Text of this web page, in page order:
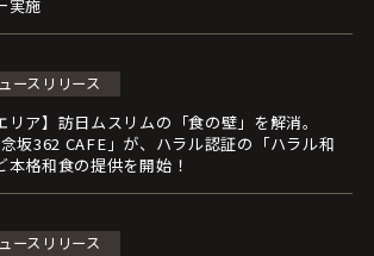
実施
ースリリース
リア】訪日ムスリムの「食の壁」を解消。
坂362 CAFE」が、ハラル認証の「ハラル和
格和食の提供を開始！
ースリリース